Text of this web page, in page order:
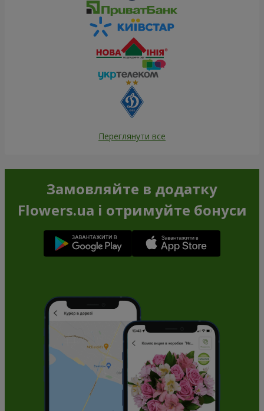
Переглянути все
Замовляйте в додатку
Flowers.ua і отримуйте бонуси